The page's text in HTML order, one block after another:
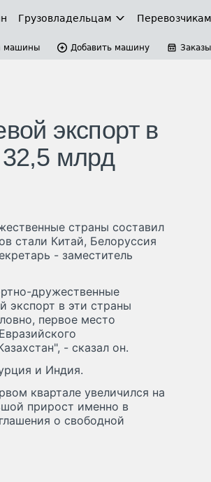
Грузовладельцам Перевозчикам
машины Добавить машину Заказы
экспорт в
млрд
страны составил
стали Китай, Белоруссия
- заместитель
дружественные
экспорт в эти страны
первое место
- сказал он.
и Индия.
квартале увеличился на
прирост именно в
о свободной